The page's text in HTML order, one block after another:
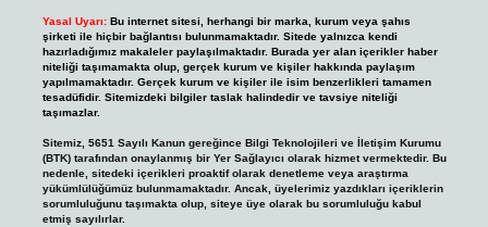
Yasal Uyarı: Bu internet sitesi, herhangi bir marka, kurum veya şahıs
şirketi ile hiçbir bağlantısı bulunmamaktadır. Sitede yalnızca kendi
hazırladığımız makaleler paylaşılmaktadır. Burada yer alan içerikler haber
niteliği taşımamakta olup, gerçek kurum ve kişiler hakkında paylaşım
yapılmamaktadır. Gerçek kurum ve kişiler ile isim benzerlikleri tamamen
tesadüfidir. Sitemizdeki bilgiler taslak halindedir ve tavsiye niteliği
taşımazlar.
Sitemiz, 5651 Sayılı Kanun gereğince Bilgi Teknolojileri ve İletişim Kurumu
(BTK) tarafından onaylanmış bir Yer Sağlayıcı olarak hizmet vermektedir. Bu
nedenle, sitedeki içerikleri proaktif olarak denetleme veya araştırma
yükümlülüğümüz bulunmamaktadır. Ancak, üyelerimiz yazdıkları içeriklerin
sorumluluğunu taşımakta olup, siteye üye olarak bu sorumluluğu kabul
etmiş sayılırlar.